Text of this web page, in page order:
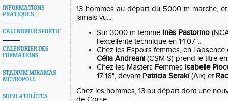
INFORMATIONS
PRATIQUES
CALENDRIER SPORTIF
CALENDRIER DES
FORMATIONS
STADIUM MIRAMAS
MÉTROPOLE
SUIVI ATHLÈTES
13 hommes au départ du 5000 m marche,
jamais vu...
Sur 3000 m femme Inès Pastorino
l'excellente technique en 14'07"..
Chez les Espoirs femmes, en l
Célia Andreani (CSM S) prend le titre
Chez les Masters Femmes Isabelle
17'16", devant Patricia Seraki (Aix) et
Chez les hommes, 13 au départ dont une